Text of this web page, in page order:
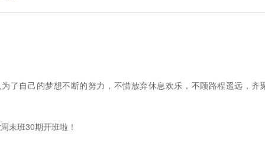
自己的梦想不断的努力，不惜放弃休息欢乐，不顾路程遥远，齐
周末班30期开班啦！